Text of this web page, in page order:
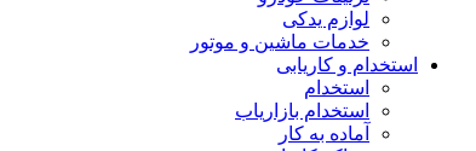
لوازم یدکی
خدمات ماشین و موتور
استخدام و کاریابی
استخدام
استخدام بازاریاب
آماده به کار